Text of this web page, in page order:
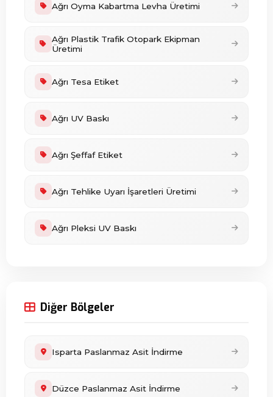
Ağrı Oyma Kabartma Levha Üretimi
Ağrı Plastik Trafik Otopark Ekipman
Üretimi
Ağrı Tesa Etiket
Ağrı UV Baskı
Ağrı Şeffaf Etiket
Ağrı Tehlike Uyarı İşaretleri Üretimi
Ağrı Pleksi UV Baskı
Diğer Bölgeler
Isparta Paslanmaz Asit İndirme
Düzce Paslanmaz Asit İndirme